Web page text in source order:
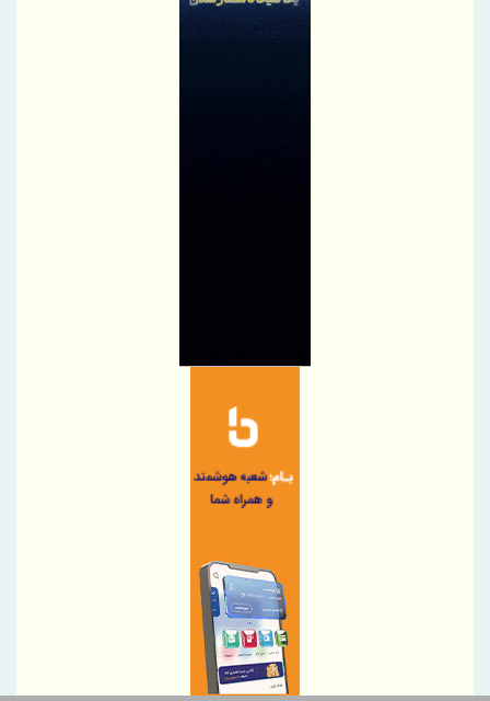
فرزندآوری توسط بانک کشاورزی
مراسم عزاداری اربعین حسینی در مسجد خاتم ‌الانبیاء (ص) کیش برگزار